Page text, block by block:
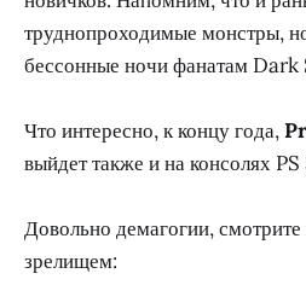
труднопроходимые монстры,
бессонные ночи фанатам Dark
Что интересно, к концу года,
выйдет также и на консолях
Довольно демагогии,
зрелищем: